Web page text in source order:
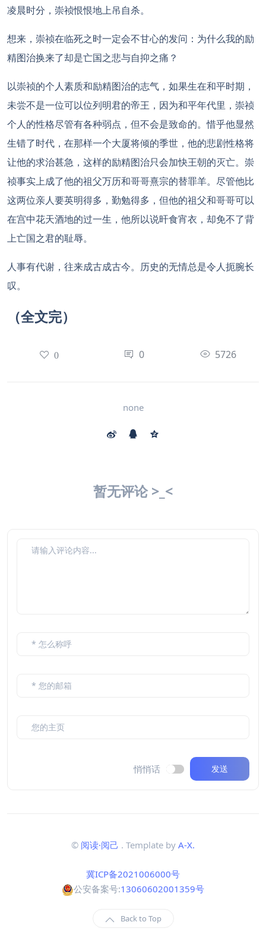
凌晨时分，崇祯恨恨地上吊自杀。
想来，崇祯在临死之时一定会不甘心的发问：为什么我的励
精图治换来了却是亡国之悲与自抑之痛？
以崇祯的个人素质和励精图治的志气，如果生在和平时期，
未尝不是一位可以位列明君的帝王，因为和平年代里，崇祯
个人的性格尽管有各种弱点，但不会是致命的。惜乎他显然
生错了时代，在那样一个大厦将倾的季世，他的悲剧性格将
让他的求治甚急，这样的励精图治只会加快王朝的灭亡。崇
祯事实上成了他的祖父万历和哥哥熹宗的替罪羊。尽管他比
这两位亲人要英明得多，勤勉得多，但他的祖父和哥哥可以
在宫中花天酒地的过一生，他所以说旰食宵衣，却免不了背
上亡国之君的耻辱。
人事有代谢，往来成古成古今。历史的无情总是令人扼腕长
叹。
（全文完）
0 0 5726
none
暂无评论 >_<
悄悄话 发送
© 阅读·阅己 . Template by A-X.
冀ICP备2021006000号
公安备案号:13060602001359号
Back to Top